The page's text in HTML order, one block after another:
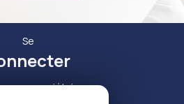
Se
propriétaire